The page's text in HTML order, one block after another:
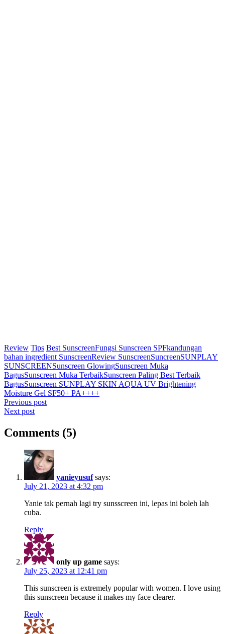
Review Tips Best SunscreenFungsi Sunscreen SPFkandungan
bahan ingredient SunscreenReview SunscreenSuncreenSUNPLAY
SUNSCREENSunscreen GlowingSunscreen Muka
BagusSunscreen Muka TerbaikSunscreen Paling Best Terbaik
BagusSunscreen SUNPLAY SKIN AQUA UV Brightening
Moisture Gel SF50+ PA++++
Post
navigation
Previous post
Next post
Comments (5)
yanieyusuf says:
July 21, 2023 at 4:32 pm
Yanie tak pernah lagi try sunsscreen ini, lepas ini boleh lah
cuba.
Reply
only up game says:
July 25, 2023 at 12:41 pm
This sunscreen is extremely popular with women. I love using
this sunscreen because it makes my face clearer.
Reply